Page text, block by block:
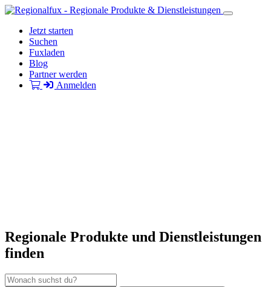
Jetzt starten
Suchen
Fuxladen
Blog
Partner werden
Anmelden
Regionale Produkte und Dienstleistungen
finden